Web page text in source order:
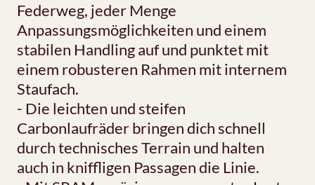
Federweg, jeder Menge
Anpassungsmöglichkeiten und einem
stabilen Handling auf und punktet mit
einem robusteren Rahmen mit internem
Staufach.
- Die leichten und steifen
Carbonlaufräder bringen dich schnell
durch technisches Terrain und halten
auch in kniffligen Passagen die Linie.